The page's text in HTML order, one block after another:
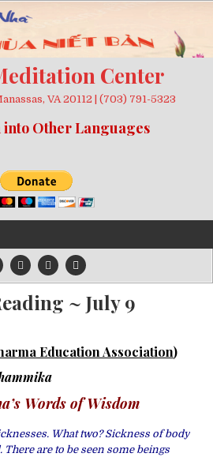
Center
VA 20112 | (703) 791-5323
Other Languages
~ July 9
Education Association)
Words of Wisdom
What two? Sickness of body
are to be seen some beings